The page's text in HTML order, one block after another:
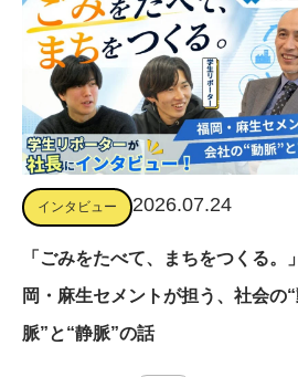
インタビュー 2026.07.24
「ごみをたべて、まちをつくる
岡・麻生セメントが担う、社会の
脈”と“静脈”の話